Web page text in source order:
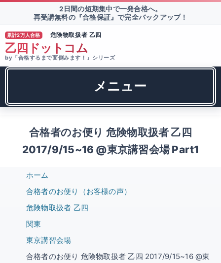
2日間の短期集中で一発合格へ。
再受講無料の『合格保証』で完全バックアップ！
累計2万人合格 危険物取扱者 乙四
乙四ドットコム
by「合格するまで面倒みます！」シリーズ
メニュー
合格者のお便り 危険物取扱者 乙四
2017/9/15~16 @東京講習会場 Part1
ホーム
合格者のお便り（お客様の声）
危険物取扱者 乙四
関東
東京講習会場
合格者のお便り 危険物取扱者 乙四 2017/9/15~16 @東